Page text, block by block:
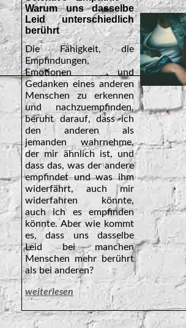
Warum uns dasselbe
Leid unterschiedlich
berührt
Die Fähigkeit, die
Empfindungen,
Emotionen und
Gedanken eines anderen
Menschen zu erkennen
und nachzuempfinden,
beruht darauf, dass ich
den anderen als
jemanden wahrnehme,
der mir ähnlich ist, und
dass das, was der andere
empfindet und was ihm
widerfährt, auch mir
widerfahren könnte,
auch ich es empfinden
könnte. Aber wie kommt
es, dass uns dasselbe
Leid bei manchen
Menschen mehr berührt
als bei anderen?
weiterlesen